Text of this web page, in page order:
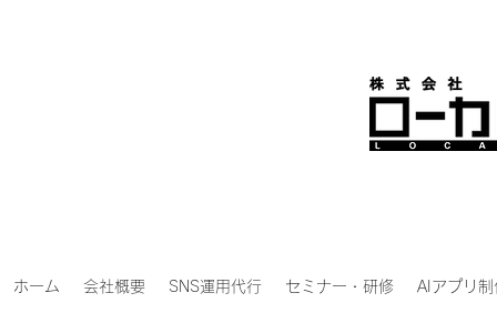
ホーム 会社概要 SNS運用代行 セミナー・研修 AIアプリ制